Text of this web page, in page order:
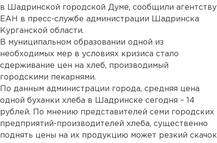
в Шадринской городской Думе, сообщили агентству
ЕАН в пресс-службе администрации Шадринска
Курганской области.
В муниципальном образовании одной из
необходимых мер в условиях кризиса стало
сдерживание цен на хлеб, производимый
городскими пекарнями.
По данным администрации города, средняя цена
одной буханки хлеба в Шадринске сегодня – 14
рублей. По мнению представителей семи городских
предприятий-производителей хлеба, существенно
поднять цены на их продукцию может резкий скачок